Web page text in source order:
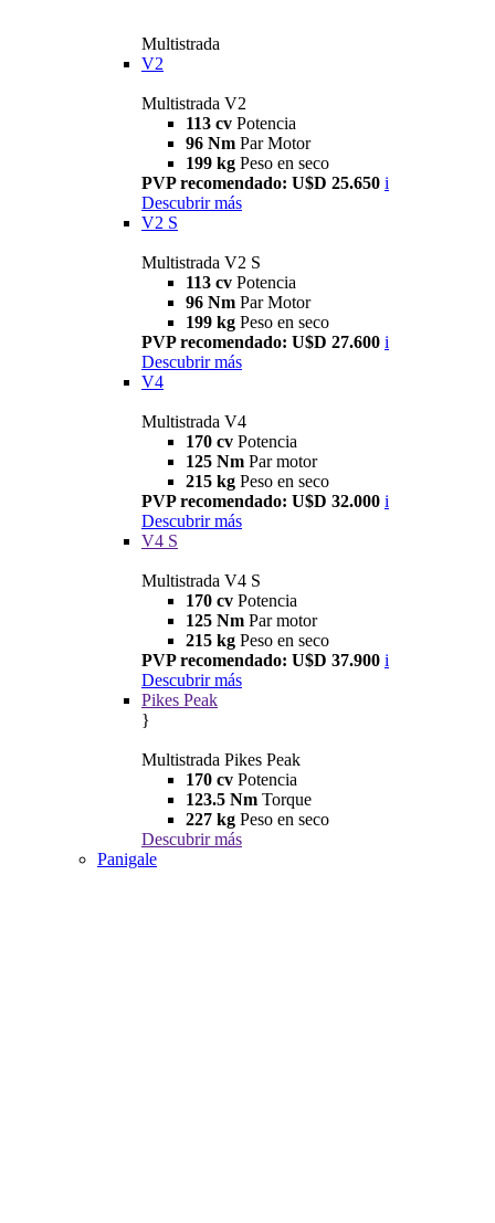
Multistrada
V2
Multistrada V2
113 cv Potencia
96 Nm Par Motor
199 kg Peso en seco
PVP recomendado: U$D 25.650 i
Descubrir más
V2 S
Multistrada V2 S
113 cv Potencia
96 Nm Par Motor
199 kg Peso en seco
PVP recomendado: U$D 27.600 i
Descubrir más
V4
Multistrada V4
170 cv Potencia
125 Nm Par motor
215 kg Peso en seco
PVP recomendado: U$D 32.000 i
Descubrir más
V4 S
Multistrada V4 S
170 cv Potencia
125 Nm Par motor
215 kg Peso en seco
PVP recomendado: U$D 37.900 i
Descubrir más
Pikes Peak
}
Multistrada Pikes Peak
170 cv Potencia
123.5 Nm Torque
227 kg Peso en seco
Descubrir más
Panigale